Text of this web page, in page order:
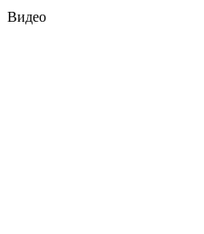
Видео